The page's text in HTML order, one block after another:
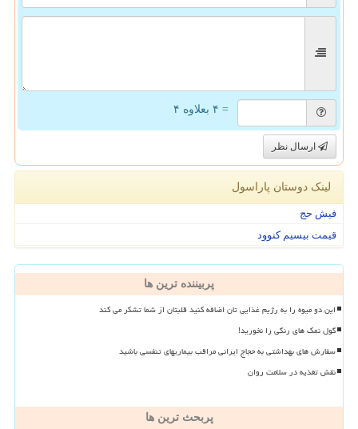
= ۴ بعلاوه ۴
ارسال نظر
لینک دوستان پاراسول
فیش حج
قیمت بیسیم کنوود
پربیننده ترین ها
این دو میوه را به رژیم غذایی تان اضافه کنید قلبتان از شما تشکر می کند
گول نمک های رنگی را نخورید!
سفارش های بهداشتی به حجاج ایرانی مراقب بیماریهای تنفسی باشید
نقش تغذیه در سلامت روان
پربحث ترین ها